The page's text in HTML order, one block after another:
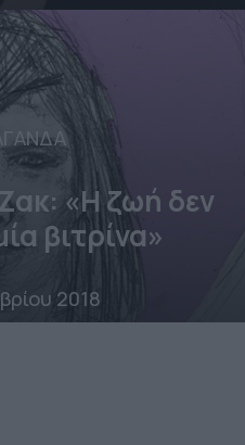
«Η ζωή δεν
βιτρίνα»
2018